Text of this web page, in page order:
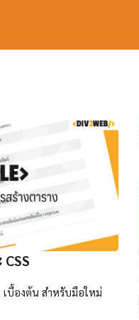
เบื้องต้น สำหรับมือใหม่